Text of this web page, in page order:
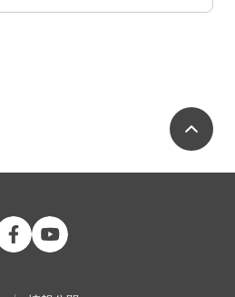
公立大学法人 福島県立医科大学